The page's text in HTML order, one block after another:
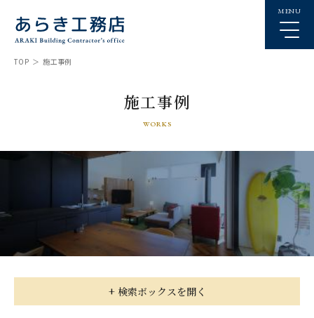
MENU
TOP 施工事例
施工事例
WORKS
+ 検索ボックスを開く